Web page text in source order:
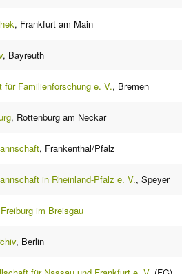
, Frankfurt am Main
, Bayreuth
Familienforschung e. V., Bremen
, Rottenburg am Neckar
, Frankenthal/Pfalz
in Rheinland-Pfalz e. V., Speyer
im Breisgau
, Berlin